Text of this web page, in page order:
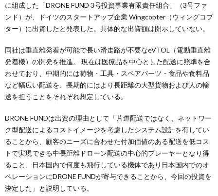
に組成した「DRONE FUND 3号投資事業有限責任組合」（3号ファ
ンド）が、ドイツのスタートアップ企業 Wingcopter（ウィングコプ
ター）に出資したと発表した。具体的な出資額は開示していない。
同社は垂直離発着が可能で長い滑走路が不要なeVTOL（電動垂直離
発着機）の開発を推進。 現在は医療品を中心とした配送に照準を合
わせており、中期的には荷物・工具・スペアパーツ・食品や食料品
など幅広い配送を、長期的にはより長距離の大型貨物および人の輸
送を担うことをそれぞれ想定している。
DRONE FUNDは出資の理由として「片道配送ではなく、ネットワー
ク型配送によるコストイメージを考慮したシステム設計を有してい
ることから、顧客のニーズに合わせた付加価値のある配送を低コス
トで実現できる中長距離ドローン配送の中心的プレーヤーとなり得
ること、日本国内で何度も飛行している機体であり日本国内でのオ
ペレーションにDRONE FUNDが寄与できることから、今回の投資を
決定した」と説明している。